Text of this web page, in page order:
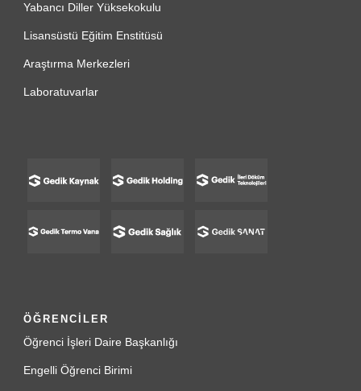
Yabancı Diller Yüksekokulu
Lisansüstü Eğitim Enstitüsü
Araştırma Merkezleri
Laboratuvarlar
ÖĞRENCİLER
Öğrenci İşleri Daire Başkanlığı
Engelli Öğrenci Birimi